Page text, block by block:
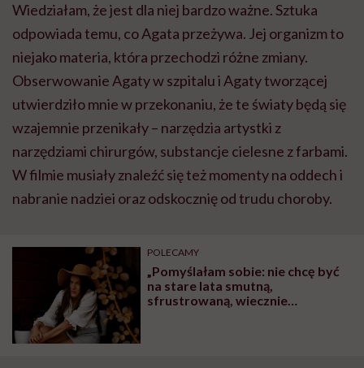
Wiedziałam, że jest dla niej bardzo ważne. Sztuka
odpowiada temu, co Agata przeżywa. Jej organizm to
niejako materia, która przechodzi różne zmiany.
Obserwowanie Agaty w szpitalu i Agaty tworzącej
utwierdziło mnie w przekonaniu, że te światy będą się
wzajemnie przenikały – narzędzia artystki z
narzędziami chirurgów, substancje cielesne z farbami.
W filmie musiały znaleźć się też momenty na oddech i
nabranie nadziei oraz odskocznię od trudu choroby.
POLECAMY
„Pomyślałam sobie: nie chcę być
na stare lata smutną,
sfrustrowaną, wiecznie